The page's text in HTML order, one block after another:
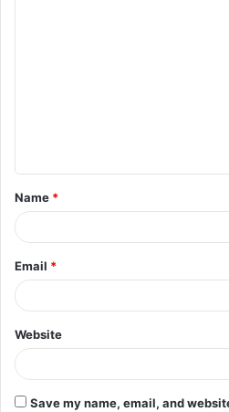
t
*
Name *
Email *
Website
Save my name, email, and